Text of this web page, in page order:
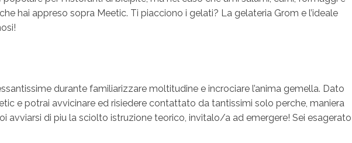
hai appreso sopra Meetic. Ti piacciono i gelati? La gelateria Grom e l’ideale
durante familiarizzare moltitudine e incrociare l’anima gemella. Dato
e potrai avvicinare ed risiedere contattato da tantissimi solo perche, maniera
di piu la sciolto istruzione teorico, invitalo/a ad emergere! Sei esagerato